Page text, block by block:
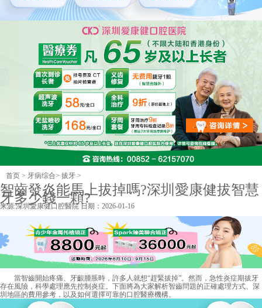
首页 > 牙病综合> 拔牙 >
智齒發炎能馬上拔掉嗎?深圳愛康健拔智慧
牙多少錢一顆?
来源:深圳愛康健口腔醫院日期：2026-01-16
當智齒開始疼痛、牙齦腫脹時，許多人就想“趕緊拔掉”。然而，急性炎症期拔牙
存在風險，科學處理應先控制炎症。下面將為大家解析智齒問題的正確處理方式、深
圳地區的費用參考，以及如何選擇可靠的口腔醫療機構。